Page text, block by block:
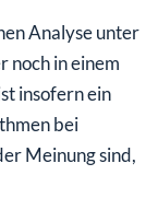
Analyse unter
noch in einem
insofern ein
bei
Meinung sind,